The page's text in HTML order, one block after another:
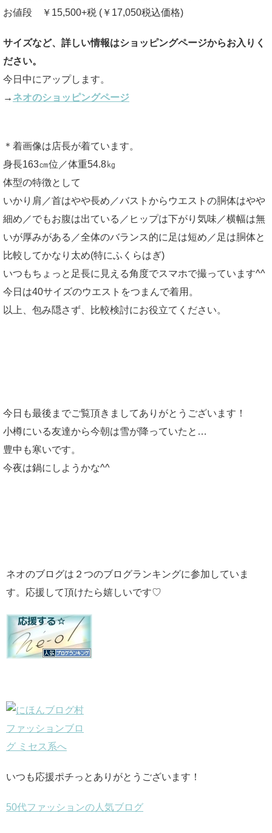
お値段 ￥15,500+税 (￥17,050税込価格)
サイズなど、詳しい情報はショッピングページからお入りく
ださい。
今日中にアップします。
→ ネオのショッピングページ
＊着画像は店長が着ています。
身長163㎝位／体重54.8㎏
体型の特徴として
いかり肩／首はやや長め／バストからウエストの胴体はやや
細め／でもお腹は出ている／ヒップは下がり気味／横幅は無
いが厚みがある／全体のバランス的に足は短め／足は胴体と
比較してかなり太め(特にふくらはぎ)
いつもちょっと足長に見える角度でスマホで撮っています^^
今日は40サイズのウエストをつまんで着用。
以上、包み隠さず、比較検討にお役立てください。
今日も最後までご覧頂きましてありがとうございます！
小樽にいる友達から今朝は雪が降っていたと…
豊中も寒いです。
今夜は鍋にしようかな^^
ネオのブログは２つのブログランキングに参加していま
す。応援して頂けたら嬉しいです♡
いつも応援ポチっとありがとうございます！
50代ファッションの人気ブログ